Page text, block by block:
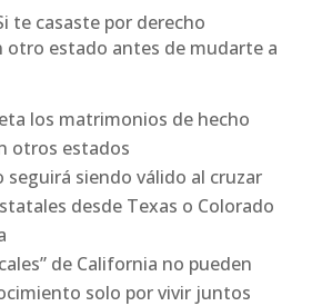
te casaste por derecho
otro estado antes de mudarte a
los matrimonios de hecho
otros estados
siendo válido al cruzar
desde Texas o Colorado
de California no pueden
solo por vivir juntos